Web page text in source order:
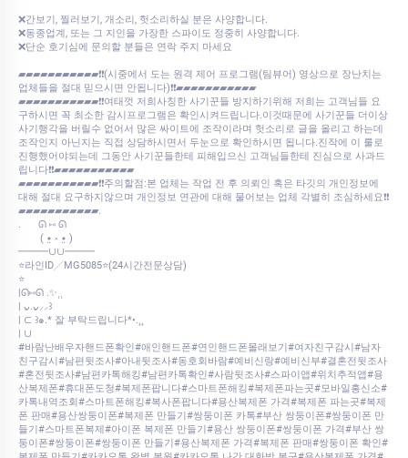
❌간보기, 찔러보기, 개소리, 헛소리하실 분은 사양합니다.
❌동종업계, 또는 그 지인을 가장한 스파이도 정중히 사양합니다.
❌단순 호기심에 문의할 분들은 연락 주지 마세요
▰▰▰▰▰▰▰▰▰▰▰❗❗(시중에서 도는 원격 제어 프로그램(팀뷰어) 영상으로 장난치는
업체들을 절대 믿으시면 안됩니다)❗❗▰▰▰▰▰▰▰▰▰▰▰
▰▰▰▰▰▰▰▰▰▰▰❗❗여태껏 저희사칭한 사기꾼들 방지하기위해 저희는 고객님들 요
구하시면 꼭 최소한 감시프로그램은 확인시켜드립니다.이것때문에 사기꾼들 더이상
사기행각을 버릴수 없어서 많은 싸이트에 조작이라며 헛소리로 글을 올리고 하는데
조작인지 아닌지는 직접 상담하시면서 두눈으로 확인하시면 됩니다.진작에 이 룰로
진행했어야되는데 그동안 사기꾼들한테 피해입으신 고객님들한테 진심으로 사과드
립니다❗❗▰▰▰▰▰▰▰▰▰▰▰
▰▰▰▰▰▰▰▰▰▰▰❗❗주의할점:본 업체는 작업 전 후 의뢰인 혹은 타깃의 개인정보에
대해 절대 요구하지않으며 개인정보 연관에 대해 물어보는 업체 각별히 조심하세요❗❗
▰▰▰▰▰▰▰▰▰▰▰.⠀
.⠀⠀ ᘏ ⑅ ᘏ
⠀⠀⠀( •̤ ༝ •̤ )
━━━∪∪━━━
⭐라인ID╱MG5085⭐(24시간전문상담)
⭐
|ᘏ⑅ᘏ .✨⸒⸒
| ᴗ͈.ᴗ͈⸝⸝꒱
| ⊂ ꒱๑.* 잘 부탁드립니다*•.¸¸
| ∪
#바람난배우자핸드폰확인#애인핸드폰#연인핸드폰몰래보기#여자친구감시#남자
친구감시#남편뒷조사#아내뒷조사#동호회바람#예비신랑#예비신부#결혼전뒷조사
#혼전뒷조사#남편카톡해킹#남편카톡확인#사람뒷조사#스파이앱#위치추적앱#용
산복제폰#휴대폰도청#복제폰팝니다#스마트폰해킹#복제폰파는곳#모바일흥신소#
카톡내역조회#스마트폰해킹#복사폰팝니다#용산복제폰 가격#복제폰 파는곳#복제
폰 판매#용산쌍둥이폰#복제폰 만들기#쌍둥이폰 카톡#부산 쌍둥이폰#쌍둥이폰 만
들기#스마트폰복제#아이폰 복제폰 만들기#용산 쌍둥이폰#쌍둥이폰 가격#부산 쌍
둥이폰#쌍둥이폰#쌍둥이폰 만들기#용산복제폰 가격#복제폰 판매#쌍둥이폰 확인#